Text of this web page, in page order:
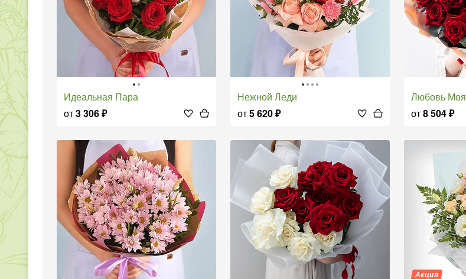
Идеальная Пара
от3 306₽
Нежной Леди
от5 620₽
Любовь Моя
от8 504₽
Акция